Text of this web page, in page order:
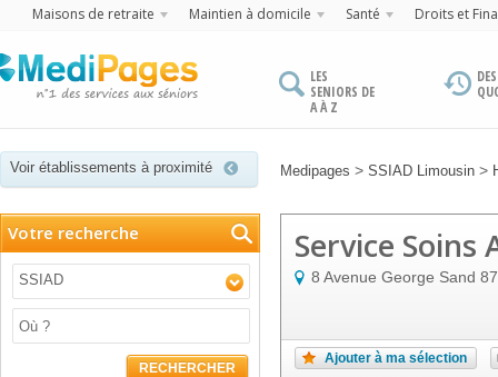
Maisons de retraite Maintien à domicile Santé Droits et
LES
SENIORS DE
A À Z
Voir établissements à proximité Medipages > SSIAD Limousin >
Votre recherche
SSIAD
RECHERCHER
Service Soins
8 Avenue George Sand
Ajouter à ma sélection